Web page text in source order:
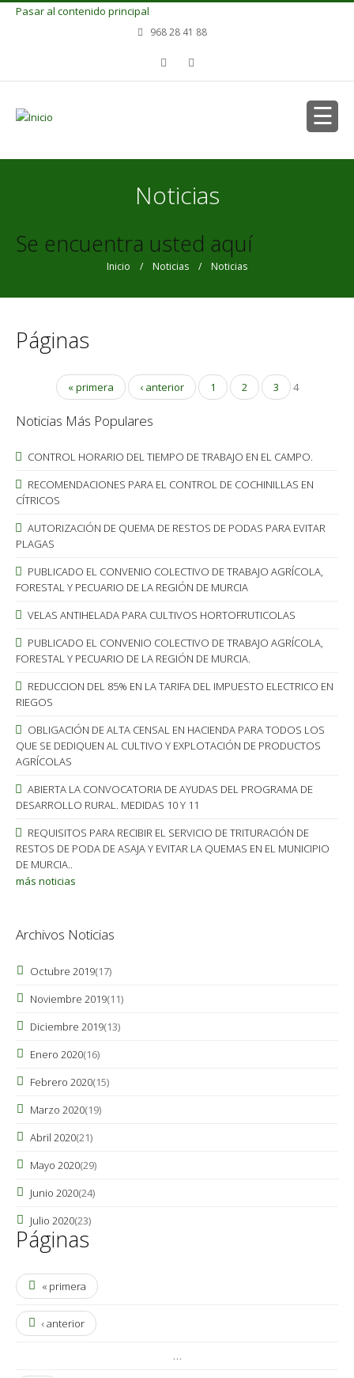
Pasar al contenido principal
968 28 41 88
Noticias
Se encuentra usted aquí
Inicio / Noticias / Noticias
Páginas
« primera ‹ anterior 1 2 3 4
Noticias Más Populares
CONTROL HORARIO DEL TIEMPO DE TRABAJO EN EL CAMPO.
RECOMENDACIONES PARA EL CONTROL DE COCHINILLAS EN
CÍTRICOS
AUTORIZACIÓN DE QUEMA DE RESTOS DE PODAS PARA EVITAR
PLAGAS
PUBLICADO EL CONVENIO COLECTIVO DE TRABAJO AGRÍCOLA,
FORESTAL Y PECUARIO DE LA REGIÓN DE MURCIA
VELAS ANTIHELADA PARA CULTIVOS HORTOFRUTICOLAS
PUBLICADO EL CONVENIO COLECTIVO DE TRABAJO AGRÍCOLA,
FORESTAL Y PECUARIO DE LA REGIÓN DE MURCIA.
REDUCCION DEL 85% EN LA TARIFA DEL IMPUESTO ELECTRICO EN
RIEGOS
OBLIGACIÓN DE ALTA CENSAL EN HACIENDA PARA TODOS LOS
QUE SE DEDIQUEN AL CULTIVO Y EXPLOTACIÓN DE PRODUCTOS
AGRÍCOLAS
ABIERTA LA CONVOCATORIA DE AYUDAS DEL PROGRAMA DE
DESARROLLO RURAL. MEDIDAS 10 Y 11
REQUISITOS PARA RECIBIR EL SERVICIO DE TRITURACIÓN DE
RESTOS DE PODA DE ASAJA Y EVITAR LA QUEMAS EN EL MUNICIPIO
DE MURCIA..
más noticias
Archivos Noticias
Octubre 2019(17)
Noviembre 2019(11)
Diciembre 2019(13)
Enero 2020(16)
Febrero 2020(15)
Marzo 2020(19)
Abril 2020(21)
Mayo 2020(29)
Junio 2020(24)
Julio 2020(23)
Páginas
« primera
‹ anterior
…